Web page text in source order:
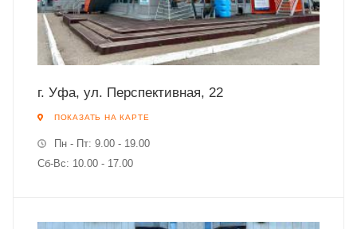
г. Уфа, ул. Перспективная, 22
ПОКАЗАТЬ НА КАРТЕ
Пн - Пт: 9.00 - 19.00
Сб-Вс: 10.00 - 17.00